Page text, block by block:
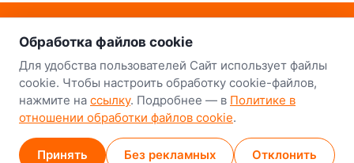
о нас
Наш склад-магазин:
Минск
8-й Путепроводный переулок, 5
GPS53.924752, 27.489820
Карта проезда
Обработка файлов cookie
Для удобства пользователей Сайт использует файлы
cookie. Чтобы настроить обработку cookie-файлов,
нажмите на ссылку. Подробнее — в Политике в
отношении обработки файлов cookie.
Принять Без рекламных Отклонить